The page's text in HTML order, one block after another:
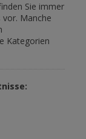
Sie immer
Manche
Kategorien